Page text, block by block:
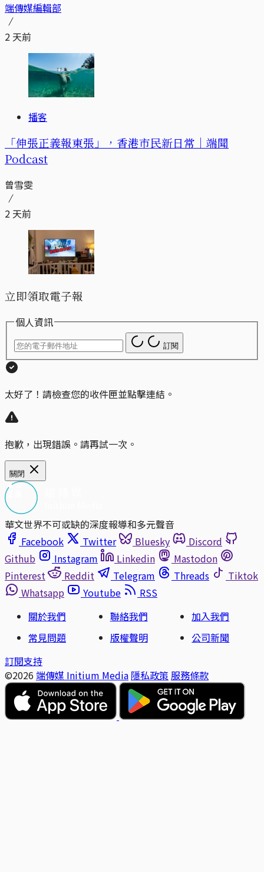
端傳媒編輯部
2 天前
播客
「伸張正義報東張」，香港市民新日常｜端聞
Podcast
曾雪雯
2 天前
立即領取電子報
個人資訊
訂閱
太好了！請檢查您的收件匣並點擊連結。
抱歉，出現錯誤。請再試一次。
關閉
華文世界不可或缺的深度報導和多元聲音
Facebook
Twitter Bluesky
Discord
Github
Instagram Linkedin
Mastodon
Pinterest
Reddit Telegram Threads
Tiktok
Whatsapp
Youtube
RSS
關於我們
聯絡我們
加入我們
常見問題
版權聲明
公司新聞
訂閱支持
©2026 端傳媒 Initium Media 隱私政策 服務條款